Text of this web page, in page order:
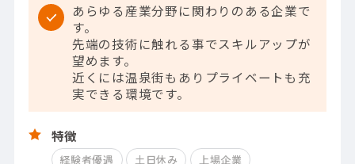
あらゆる産業分野に関わりのある企業で
す。
先端の技術に触れる事でスキルアップが
望めます。
近くには温泉街もありプライベートも充
実できる環境です。
特徴
経験者優遇 土日休み
上場企業